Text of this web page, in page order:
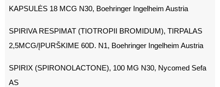
KAPSULĖS 18 MCG N30, Boehringer Ingelheim Austria
SPIRIVA RESPIMAT (TIOTROPII BROMIDUM), TIRPALAS
2,5MCG/ĮPURŠKIME 60D. N1, Boehringer Ingelheim Austria
SPIRIX (SPIRONOLACTONE), 100 MG N30, Nycomed Sefa
AS